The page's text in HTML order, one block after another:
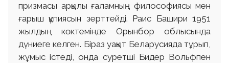
призмасы арқылы ғаламның философиясы мен
ғарыш құпиясын зерттейді. Раис Башири 1951
жылдың көктемінде Орынбор облысында
дүниеге келген. Біраз уақыт Беларусияда тұрып,
жұмыс істеді, онда суретші Бидер Вольфпен